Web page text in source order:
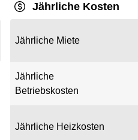
Jährliche Kosten
Jährliche Miete
Jährliche
Betriebskosten
Jährliche Heizkosten